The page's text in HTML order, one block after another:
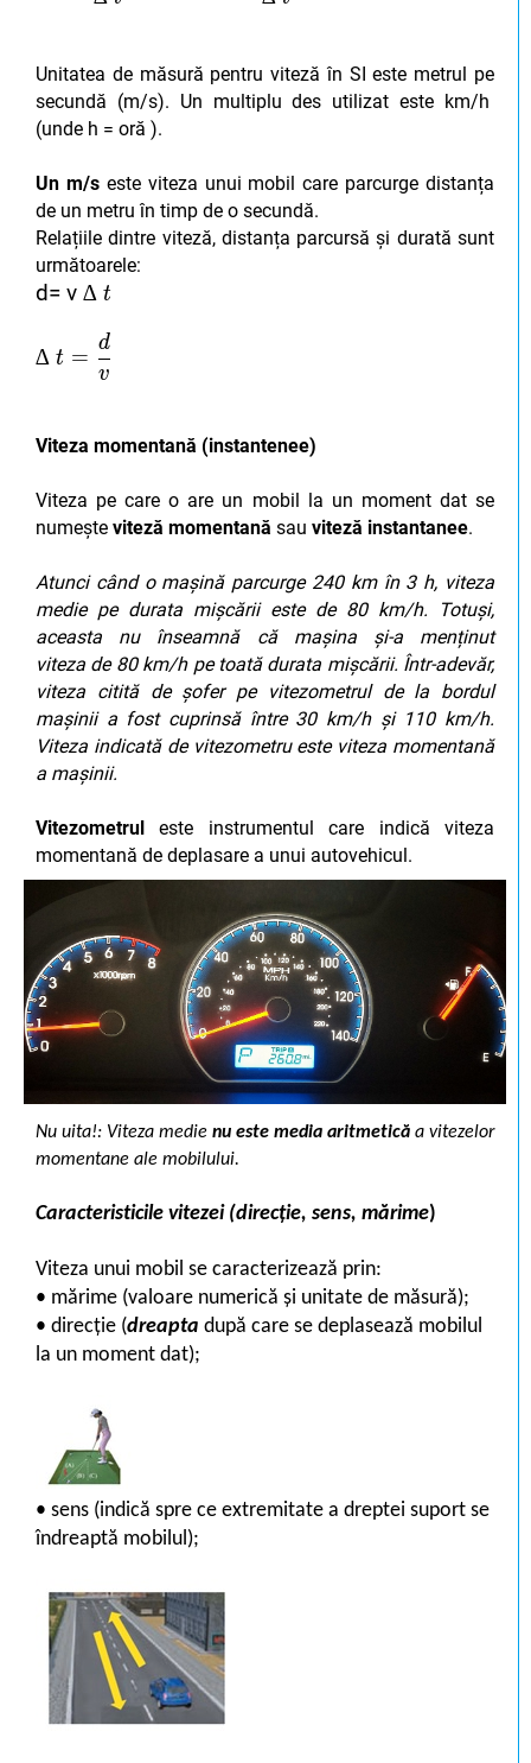
Unitatea de măsură pentru viteză în SI este metrul pe
secundă (m/s). Un multiplu des utilizat este km/h
(unde h = oră ).
Un m/s este viteza unui mobil care parcurge distanța
de un metru în timp de o secundă.
Relațiile dintre viteză, distanța parcursă și durată sunt
următoarele:
d= v ∆ t
∆ t
∆ t
∆ t=
∆ t=
∆ t =
d
v
Viteza momentană (instantenee)
Viteza pe care o are un mobil la un moment dat se
numește viteză momentană sau viteză instantanee.
Atunci când o mașină parcurge 240 km în 3 h, viteza
medie pe durata mișcării este de 80 km/h. Totuși,
aceasta nu înseamnă că mașina și-a menținut
viteza de 80 km/h pe toată durata mișcării. Într-adevăr,
viteza citită de șofer pe vitezometrul de la bordul
mașinii a fost cuprinsă între 30 km/h și 110 km/h.
Viteza indicată de vitezometru este viteza momentană
a mașinii.
Vitezometrul
este instrumentul care indică viteza
momentană de deplasare a unui autovehicul.
Nu uita!: Viteza medie nu este media aritmetică a vitezelor
momentane ale mobilului.
Caracteristicile vitezei (direcţie, sens, mărime)
Viteza unui mobil se caracterizează prin:
• mărime (valoare numerică și unitate de măsură);
• direcție (dreapta după care se deplasează mobilul
la un moment dat);
• sens (indică spre ce extremitate a dreptei suport se
îndreaptă mobilul);